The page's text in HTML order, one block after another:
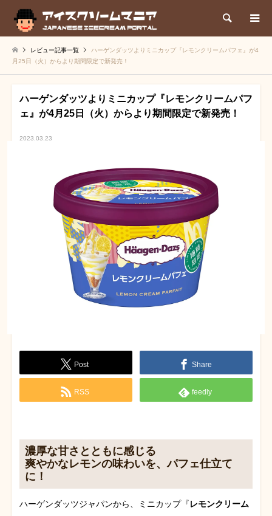
検索
レビュー記事一覧
ハーゲンダッツよりミニカップ『レモンクリームパフェ』が4
月25日（火）からより期間限定で新発売！
ハーゲンダッツよりミニカップ『レモンクリームパフ
ェ』が4月25日（火）からより期間限定で新発売！
2023.03.23
Post Share
RSS feedly
濃厚な甘さとともに感じる
爽やかなレモンの味わいを、パフェ仕立て
に！
ハーゲンダッツジャパンから、ミニカップ『レモンクリーム